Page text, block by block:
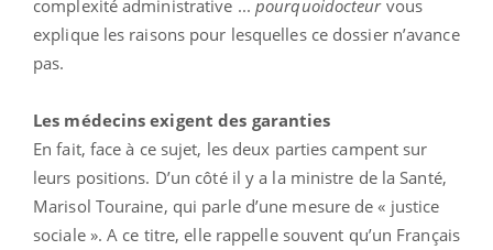
complexité administrative ...pourquoidocteur vous
explique les raisons pour lesquelles ce dossier n’avance
pas.
Les médecins exigent des garanties
En fait, face à ce sujet, les deux parties campent sur
leurs positions. D’un côté il y a la ministre de la Santé,
Marisol Touraine, qui parle d’une mesure de « justice
sociale ». A ce titre, elle rappelle souvent qu’un Français